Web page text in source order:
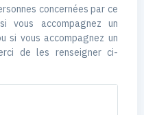
concernées par ce
vous accompagnez un
si vous accompagnez un
de les renseigner ci-